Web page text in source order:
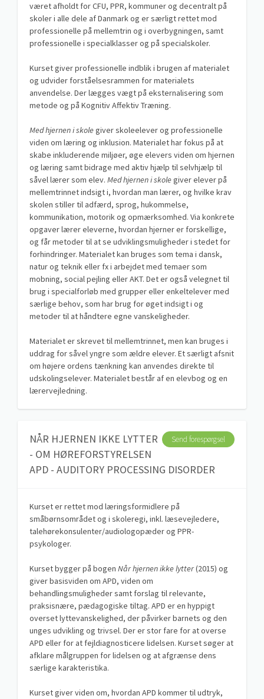
været afholdt for CFU, PPR, kommuner og decentralt på
skoler i alle dele af Danmark og er særligt rettet mod
professionelle på mellemtrin og i overbygningen, samt
professionelle i specialklasser og på specialskoler.
Kurset giver professionelle indblik i brugen af materialet
og udvider forståelsesrammen for materialets
anvendelse. Der lægges vægt på eksternalisering som
metode og på Kognitiv Affektiv Træning.
Med hjernen i skolegiver skoleelever og professionelle
viden om læring og inklusion. Materialet har fokus på at
skabe inkluderende miljøer, øge elevers viden om hjernen
og læring samt bidrage med aktiv hjælp til selvhjælp til
såvel lærer som elev. Med hjernen i skolegiver elever på
mellemtrinnet indsigt i, hvordan man lærer, og hvilke krav
skolen stiller til adfærd, sprog, hukommelse,
kommunikation, motorik og opmærksomhed. Via konkrete
opgaver lærer eleverne, hvordan hjerner er forskellige,
og får metoder til at se udviklingsmuligheder i stedet for
forhindringer. Materialet kan bruges som tema i dansk,
natur og teknik eller fx i arbejdet med temaer som
mobning, social pejling eller AKT. Det er også velegnet til
brug i specialforløb med grupper eller enkeltelever med
særlige behov, som har brug for øget indsigt i og
metoder til at håndtere egne vanskeligheder.
Materialet er skrevet til mellemtrinnet, men kan bruges i
uddrag for såvel yngre som ældre elever. Et særligt afsnit
om højere ordens tænkning kan anvendes direkte til
udskolingselever. Materialet består af en elevbog og en
lærervejledning.
Send forespørgsel
NÅR HJERNEN IKKE LYTTER
- OM HØREFORSTYRELSEN
APD - AUDITORY PROCESSING DISORDER
Kurset er rettet mod læringsformidlere på
småbørnsområdet og i skoleregi, inkl. læsevejledere,
talehørekonsulenter/audiologopæder og PPR-
psykologer.
Kurset bygger på bogen Når hjernen ikke lytter(2015) og
giver basisviden om APD, viden om
behandlingsmuligheder samt forslag til relevante,
praksisnære, pædagogiske tiltag. APD er en hyppigt
overset lyttevanskelighed, der påvirker barnets og den
unges udvikling og trivsel. Der er stor fare for at overse
APD eller for at fejldiagnosticere lidelsen. Kurset søger at
afklare målgruppen for lidelsen og at afgrænse dens
særlige karakteristika.
Kurset giver viden om, hvordan APD kommer til udtryk,